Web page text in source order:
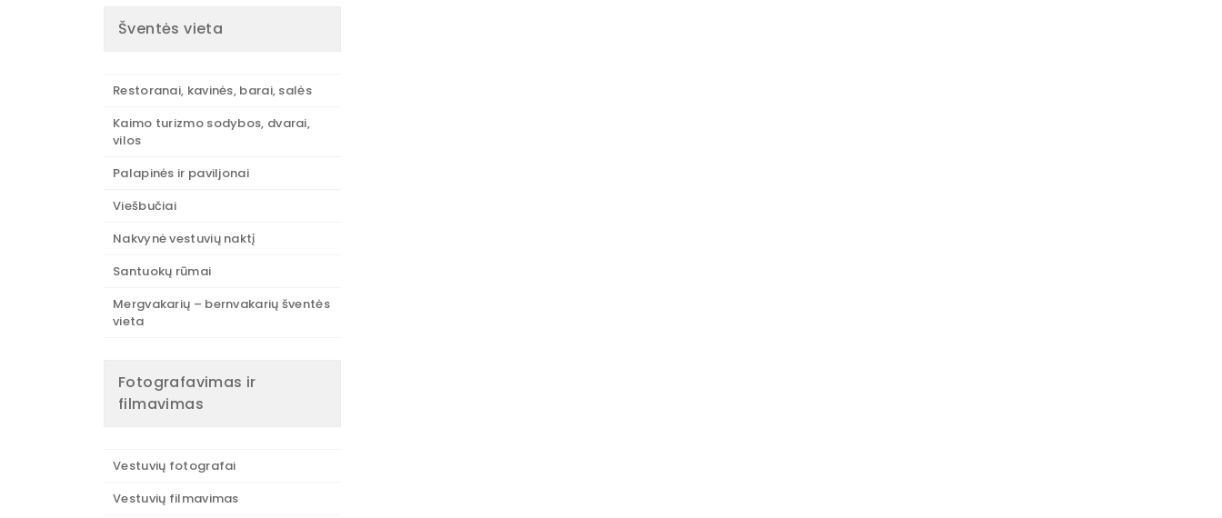
Šventės vieta
Restoranai, kavinės, barai, salės
Kaimo turizmo sodybos, dvarai,
vilos
Palapinės ir paviljonai
Viešbučiai
Nakvynė vestuvių naktį
Santuokų rūmai
Mergvakarių – bernvakarių šventės
vieta
Fotografavimas ir
filmavimas
Vestuvių fotografai
Vestuvių filmavimas